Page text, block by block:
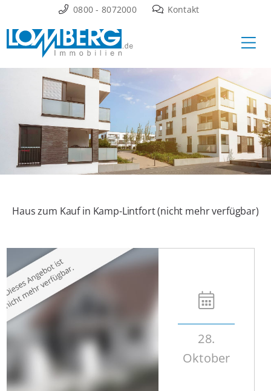
Inhalt
springen
0800 - 8072000 Kontakt
Haus zum Kauf in Kamp-Lintfort (nicht mehr verfügbar)
28.
Oktober